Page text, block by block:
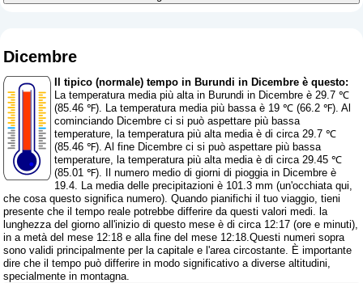
Dicembre
Il tipico (normale) tempo in Burundi in Dicembre è questo:
La temperatura media più alta in Burundi in Dicembre è 29.7 ℃
(85.46 ℉). La temperatura media più bassa è 19 ℃ (66.2 ℉). Al
cominciando Dicembre ci si può aspettare più bassa
temperature, la temperatura più alta media è di circa 29.7 ℃
(85.46 ℉). Al fine Dicembre ci si può aspettare più bassa
temperature, la temperatura più alta media è di circa 29.45 ℃
(85.01 ℉). Il numero medio di giorni di pioggia in Dicembre è
19.4. La media delle precipitazioni è 101.3 mm (un'occhiata qui,
che cosa questo significa numero). Quando pianifichi il tuo viaggio, tieni
presente che il tempo reale potrebbe differire da questi valori medi. la
lunghezza del giorno all'inizio di questo mese è di circa 12:17 (ore e minuti),
in a metà del mese 12:18 e alla fine del mese 12:18.Questi numeri sopra
sono validi principalmente per la capitale e l'area circostante. È importante
dire che il tempo può differire in modo significativo a diverse altitudini,
specialmente in montagna.